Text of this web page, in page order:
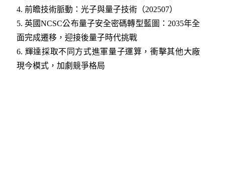
4. 前瞻技術脈動：光子與量子技術（202507）
5.英國NCSC公布量子安全密碼轉型藍圖：2035年全
面完成遷移，迎接後量子時代挑戰
6. 輝達採取不同方式進軍量子運算，衝擊其他大廠
現今模式，加劇競爭格局